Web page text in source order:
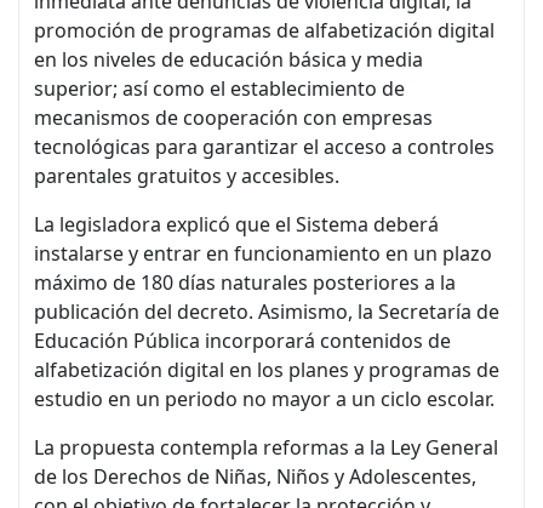
promoción de programas de alfabetización digital
en los niveles de educación básica y media
superior; así como el establecimiento de
mecanismos de cooperación con empresas
tecnológicas para garantizar el acceso a controles
parentales gratuitos y accesibles.
La legisladora explicó que el Sistema deberá
instalarse y entrar en funcionamiento en un plazo
máximo de 180 días naturales posteriores a la
publicación del decreto. Asimismo, la Secretaría de
Educación Pública incorporará contenidos de
alfabetización digital en los planes y programas de
estudio en un periodo no mayor a un ciclo escolar.
La propuesta contempla reformas a la Ley General
de los Derechos de Niñas, Niños y Adolescentes,